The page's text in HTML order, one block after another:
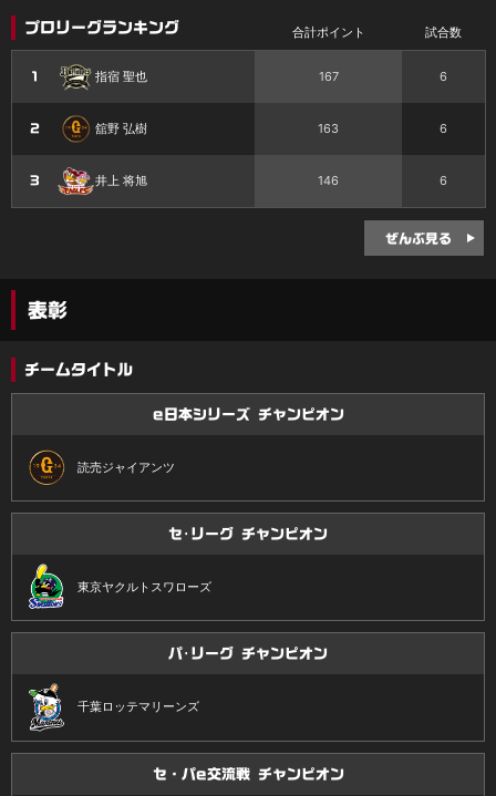
プロリーグランキング 合計ポイント 試合数
1 指宿 聖也 167 6
2 舘野 弘樹 163 6
3 井上 将旭 146 6
ぜんぶ見る
表彰
チームタイトル
e日本シリーズ チャンピオン
読売ジャイアンツ
セ･リーグ チャンピオン
東京ヤクルトスワローズ
パ･リーグ チャンピオン
千葉ロッテマリーンズ
セ・パe交流戦 チャンピオン